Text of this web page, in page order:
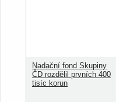
Nadační fond Skupiny
ČD rozdělil prvních 400
tisíc korun